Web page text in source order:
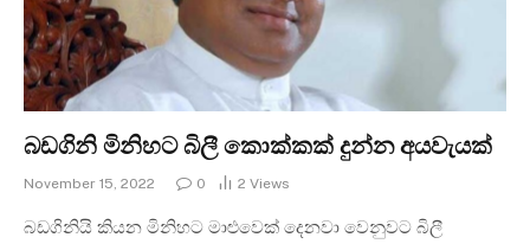
බඩගිනි මිනිහට බිලී කොක්කක් දුන්න අයවැයක්
November 15, 2022 0 2 Views
බඩගිනියි කියන මිනිහට මාළුවෙක් දෙනවා වෙනුවට බිලී